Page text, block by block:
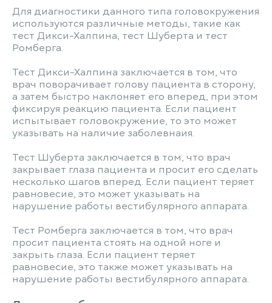
Для диагностики данного типа головокружения
используются различные методы, такие как
тест Дикси-Халпина, тест Шуберта и тест
Ромберга.
Тест Дикси-Халпина заключается в том, что
врач поворачивает голову пациента в сторону,
а затем быстро наклоняет его вперед, при этом
фиксируя реакцию пациента. Если пациент
испытывает головокружение, то это может
указывать на наличие заболевнаия.
Тест Шуберта заключается в том, что врач
закрывает глаза пациента и просит его сделать
несколько шагов вперед. Если пациент теряет
равновесие, это может указывать на
нарушение работы вестибулярного аппарата.
Тест Ромберга заключается в том, что врач
просит пациента стоять на одной ноге и
закрыть глаза. Если пациент теряет
равновесие, это также может указывать на
нарушение работы вестибулярного аппарата.